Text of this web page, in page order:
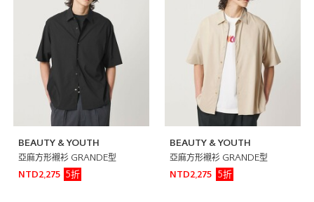
BEAUTY & YOUTH
亞麻方形襯衫 GRANDE型
NTD2,275
5折
BEAUTY & YOUTH
亞麻方形襯衫 GRANDE型
NTD2,275
5折